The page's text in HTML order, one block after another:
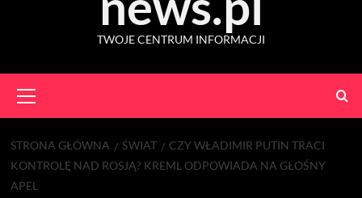
TWOJE CENTRUM INFORMACJI
Menu
STRONA GŁÓWNA ŚWIAT
CZY WŁADIMIR PUTIN TRACI
KONTROLĘ NAD ROSJĄ? KREML ODPOWIADA NA GŁOŚNY
APEL